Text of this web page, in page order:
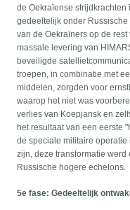
de Oekraïense strijdkrachten
gedeeltelijk onder
van de Oekraïners op de
massale levering van
beveiligde
troepen, in combinatie met
middelen, zorgden voor
waarop het niet was
verlies van Koepjansk en
het resultaat van een eerste
de speciale militaire
zijn, deze transformatie
Russische hogere echelons.
5e fase: Gedeeltelijk